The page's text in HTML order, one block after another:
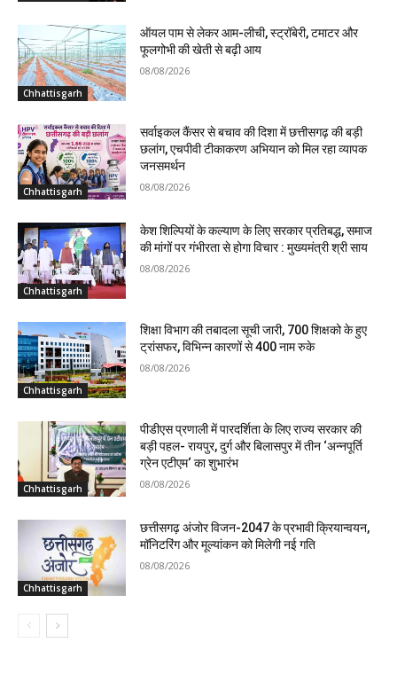
Chhattisgarh
ऑयल पाम से लेकर आम-लीची, स्ट्रॉबेरी, टमाटर और
फूलगोभी की खेती से बढ़ी आय
08/08/2026
Chhattisgarh
सर्वाइकल कैंसर से बचाव की दिशा में छत्तीसगढ़ की बड़ी
छलांग, एचपीवी टीकाकरण अभियान को मिल रहा व्यापक
जनसमर्थन
08/08/2026
Chhattisgarh
केश शिल्पियों के कल्याण के लिए सरकार प्रतिबद्ध, समाज
की मांगों पर गंभीरता से होगा विचार : मुख्यमंत्री श्री साय
08/08/2026
Chhattisgarh
शिक्षा विभाग की तबादला सूची जारी, 700 शिक्षको के हुए
ट्रांसफर, विभिन्न कारणों से 400 नाम रुके
08/08/2026
Chhattisgarh
पीडीएस प्रणाली में पारदर्शिता के लिए राज्य सरकार की
बड़ी पहल- रायपुर, दुर्ग और बिलासपुर में तीन ‘अन्नपूर्ति
ग्रेन एटीएम‘ का शुभारंभ
08/08/2026
Chhattisgarh
छत्तीसगढ़ अंजोर विजन-2047 के प्रभावी क्रियान्वयन,
मॉनिटरिंग और मूल्यांकन को मिलेगी नई गति
08/08/2026